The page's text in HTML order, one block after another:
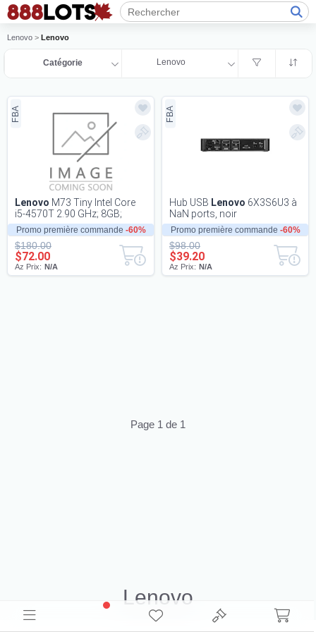
Lenovo > Lenovo
Catégorie Lenovo
FBA
Promo première commande -60%
Lenovo M73 Tiny Intel Core
i5-4570T 2.90 GHz; 8GB;
128GB SSD
$180.00
$72.00
Az Prix: N/A
FBA
Promo première commande -60%
Hub USB Lenovo 6X3S6U3 à
NaN ports, noir
$98.00
$39.20
Az Prix: N/A
Page 1 de 1
Lenovo
Découvrez le Inventaire Lenovo Déstockage pour la revente.